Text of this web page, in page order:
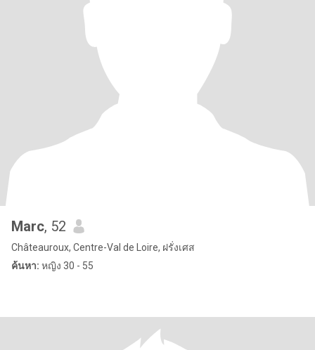
Marc, 52
Châteauroux, Centre-Val de Loire, ฝรั่งเศส
ค้นหา: หญิง 30 - 55